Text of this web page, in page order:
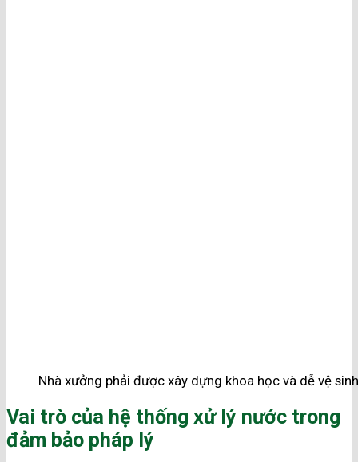
Nhà xưởng phải được xây dựng khoa học và dễ vệ sinh
Vai trò của hệ thống xử lý nước trong
đảm bảo pháp lý